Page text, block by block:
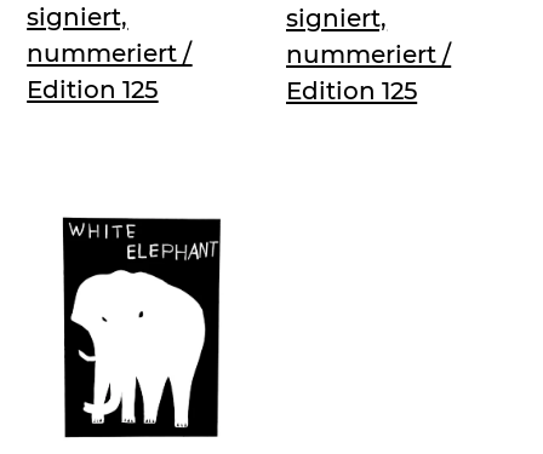
signiert,
nummeriert /
Edition 125
signiert,
nummeriert /
Edition 125